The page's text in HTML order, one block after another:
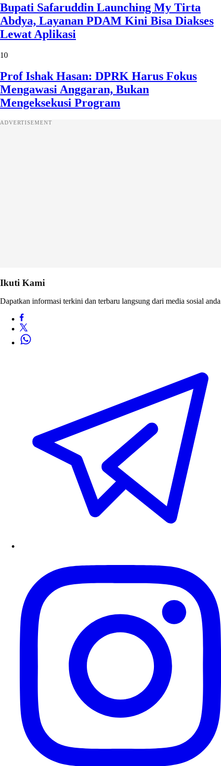
Bupati Safaruddin Launching My Tirta
Abdya, Layanan PDAM Kini Bisa Diakses
Lewat Aplikasi
10
Prof Ishak Hasan: DPRK Harus Fokus
Mengawasi Anggaran, Bukan
Mengeksekusi Program
ADVERTISEMENT
Ikuti Kami
Dapatkan informasi terkini dan terbaru langsung dari media sosial anda